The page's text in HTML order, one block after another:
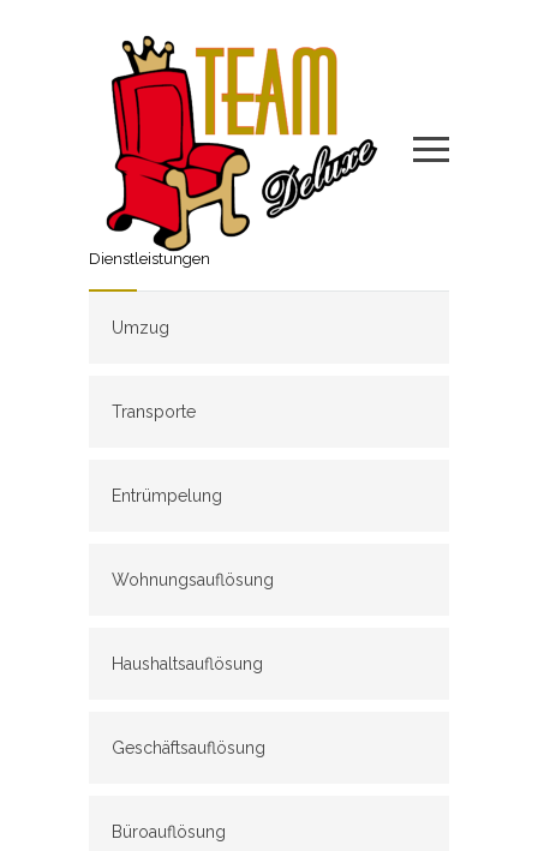
Dienstleistungen
Umzug
Transporte
Entrümpelung
Wohnungsauflösung
Haushaltsauflösung
Geschäftsauflösung
Büroauflösung